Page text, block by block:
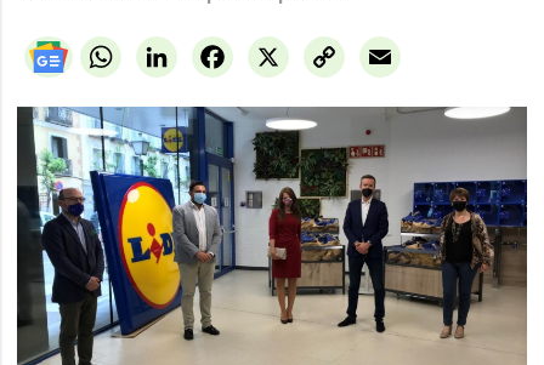
WhatsAppLinkedIn X
Facebook
Copy
Link
Email